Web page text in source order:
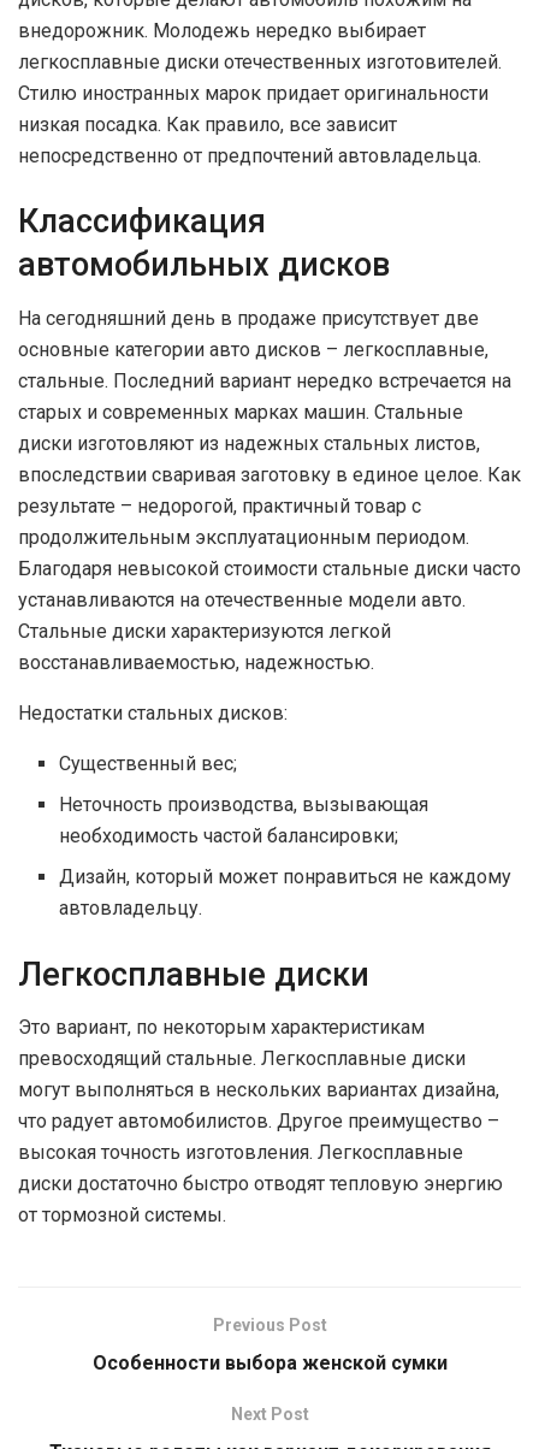
внедорожник. Молодежь нередко выбирает
легкосплавные диски отечественных изготовителей.
Стилю иностранных марок придает оригинальности
низкая посадка. Как правило, все зависит
непосредственно от предпочтений автовладельца.
Классификация
автомобильных дисков
На сегодняшний день в продаже присутствует две
основные категории авто дисков – легкосплавные,
стальные. Последний вариант нередко встречается на
старых и современных марках машин. Стальные
диски изготовляют из надежных стальных листов,
впоследствии сваривая заготовку в единое целое. Как
результате – недорогой, практичный товар с
продолжительным эксплуатационным периодом.
Благодаря невысокой стоимости стальные диски часто
устанавливаются на отечественные модели авто.
Стальные диски характеризуются легкой
восстанавливаемостью, надежностью.
Недостатки стальных дисков:
Существенный вес;
Неточность производства, вызывающая
необходимость частой балансировки;
Дизайн, который может понравиться не каждому
автовладельцу.
Легкосплавные диски
Это вариант, по некоторым характеристикам
превосходящий стальные. Легкосплавные диски
могут выполняться в нескольких вариантах дизайна,
что радует автомобилистов. Другое преимущество –
высокая точность изготовления. Легкосплавные
диски достаточно быстро отводят тепловую энергию
от тормозной системы.
Previous Post
Особенности выбора женской сумки
Next Post